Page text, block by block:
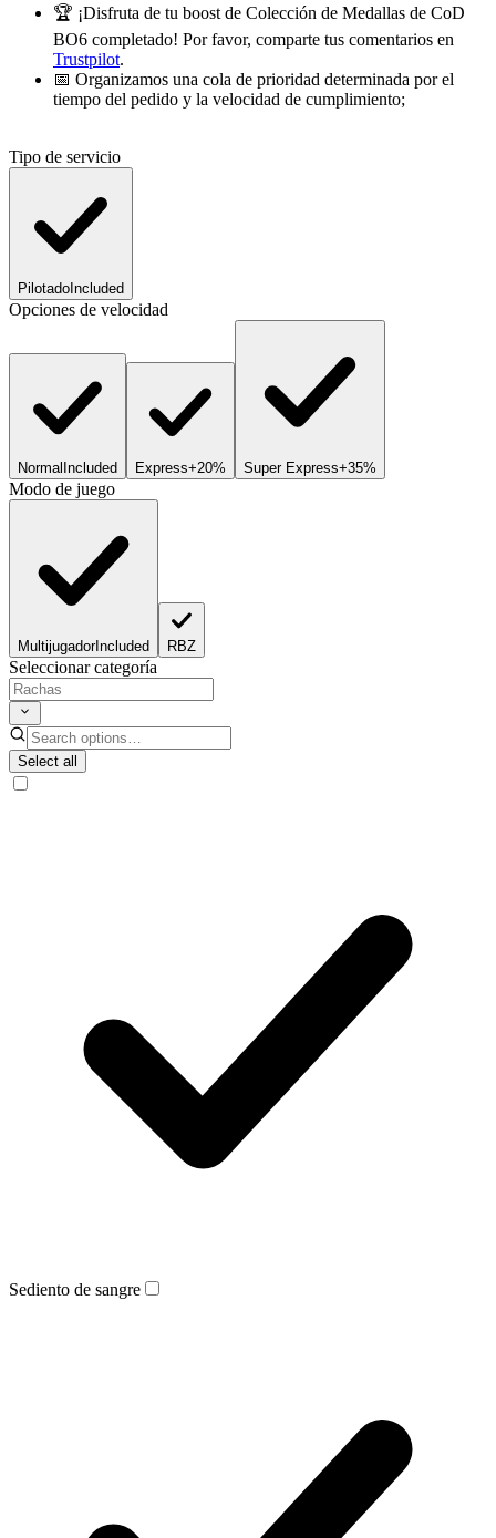
🏆 ¡Disfruta de tu boost de Colección de Medallas de CoD
BO6 completado! Por favor, comparte tus comentarios en
Trustpilot.
📅 Organizamos una cola de prioridad determinada por el
tiempo del pedido y la velocidad de cumplimiento;
Tipo de servicio
Pilotado Included
Opciones de velocidad
Normal Included Express+20% Super Express+35%
Modo de juego
MultijugadorIncluded RBZ
Seleccionar categoría
Select all
Sediento de sangre